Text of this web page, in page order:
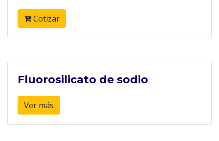
Cotizar
Fluorosilicato de sodio
Ver más